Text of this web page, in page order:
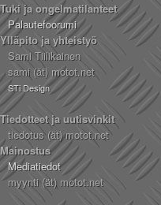
Tuki ja ongelmatilanteet
Palautefoorumi
Ylläpito ja yhteistyö
Sami Tiilikainen
sami (ät) motot.net
STi Design
Tiedotteet ja uutisvinkit
tiedotus (ät) motot.net
Mainostus
Mediatiedot
myynti (ät) motot.net